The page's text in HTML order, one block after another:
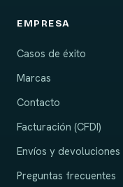
EMPRESA
Casos de éxito
Marcas
Contacto
Facturación (CFDI)
Envíos y devoluciones
Preguntas frecuentes